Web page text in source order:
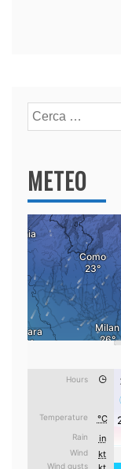
Ricerca
per:
METEO